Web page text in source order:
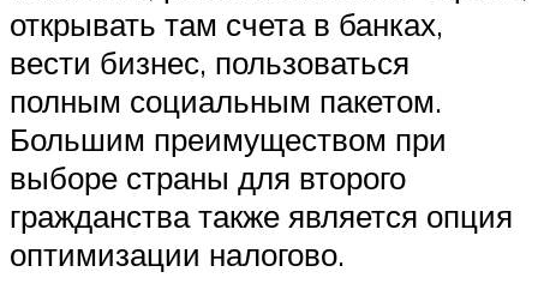
открывать там счета в банках,
вести бизнес, пользоваться
полным социальным пакетом.
Большим преимуществом при
выборе страны для второго
гражданства также является опция
оптимизации налогово.